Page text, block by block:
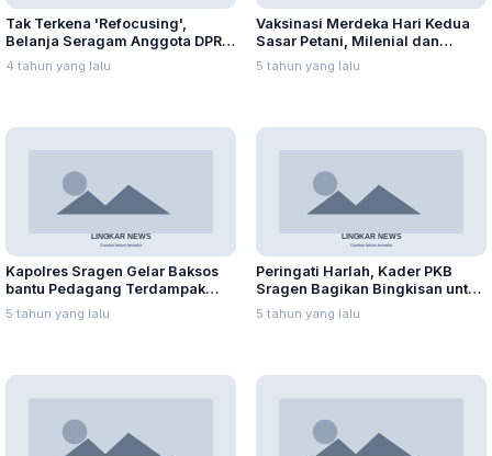
Tak Terkena 'Refocusing',
Belanja Seragam Anggota DPRD
Capai Ratusan Juta
4 tahun yang lalu
Vaksinasi Merdeka Hari Kedua
Sasar Petani, Milenial dan
Pegawai SPBU
5 tahun yang lalu
Kapolres Sragen Gelar Baksos
bantu Pedagang Terdampak
PPKM
5 tahun yang lalu
Peringati Harlah, Kader PKB
Sragen Bagikan Bingkisan untuk
Keluarga Isoman
5 tahun yang lalu